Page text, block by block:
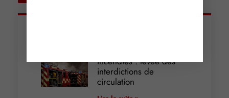
Incendies : levée des
interdictions de
circulation